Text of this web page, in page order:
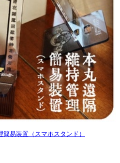
易装置（スマホスタンド）